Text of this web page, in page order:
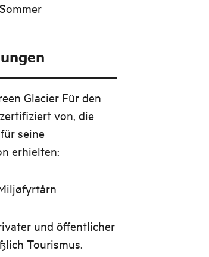
Sommer
Glacier Für den
von, die
seine
erhielten:
und öffentlicher
Tourismus.